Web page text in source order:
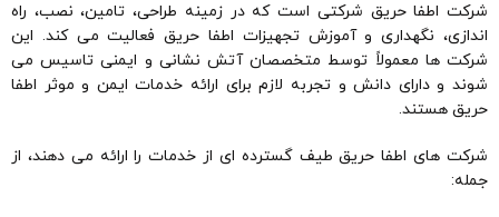
شرکت اطفا حریق شرکتی است که در زمینه طراحی، تامین، نصب، راه
اندازی، نگهداری و آموزش تجهیزات اطفا حریق فعالیت می کند. این
شرکت ها معمولاً توسط متخصصان آتش نشانی و ایمنی تاسیس می
شوند و دارای دانش و تجربه لازم برای ارائه خدمات ایمن و موثر اطفا
حریق هستند.
شرکت های اطفا حریق طیف گسترده ای از خدمات را ارائه می دهند، از
جمله: